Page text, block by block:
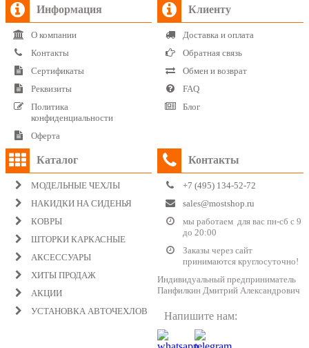
Информация
О компании
Контакты
Сертификаты
Реквизиты
Политика
конфиденциальности
Оферта
Клиенту
Доставка и оплата
Обратная связь
Обмен и возврат
FAQ
Блог
Каталог
МОДЕЛЬНЫЕ ЧЕХЛЫ
НАКИДКИ НА СИДЕНЬЯ
КОВРЫ
ШТОРКИ КАРКАСНЫЕ
АКСЕССУАРЫ
ХИТЫ ПРОДАЖ
АКЦИИ
УСТАНОВКА АВТОЧЕХЛОВ
Контакты
+7 (495) 134-52-72
sales@mostshop.ru
мы работаем для вас пн-сб с 9
до 20:00
Заказы через сайт
принимаются круглосуточно!
Индивидуальный предприниматель
Панфилкин Дмитрий Александрович
Напишите нам: